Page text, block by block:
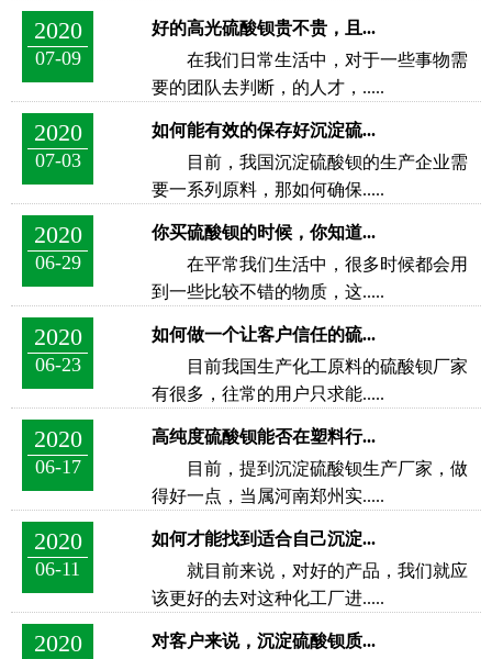
2020
07-09
好的高光硫酸钡贵不贵，且...
在我们日常生活中，对于一些事物需
要的团队去判断，的人才，.....
2020
07-03
如何能有效的保存好沉淀硫...
目前，我国沉淀硫酸钡的生产企业需
要一系列原料，那如何确保.....
2020
06-29
你买硫酸钡的时候，你知道...
在平常我们生活中，很多时候都会用
到一些比较不错的物质，这.....
2020
06-23
如何做一个让客户信任的硫...
目前我国生产化工原料的硫酸钡厂家
有很多，往常的用户只求能.....
2020
06-17
高纯度硫酸钡能否在塑料行...
目前，提到沉淀硫酸钡生产厂家，做
得好一点，当属河南郑州实.....
2020
06-11
如何才能找到适合自己沉淀...
就目前来说，对好的产品，我们就应
该更好的去对这种化工厂进.....
2020
对客户来说，沉淀硫酸钡质...